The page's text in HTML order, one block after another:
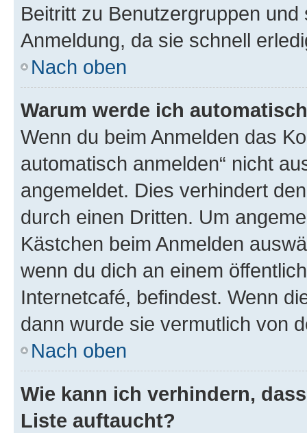
Beitritt zu Benutzergruppen
Anmeldung, da sie schnell
Nach oben
Warum werde ich
Wenn du beim Anmelden das
automatisch anmelden“ nicht
angemeldet. Dies verhindert
durch einen Dritten. Um
Kästchen beim Anmelden
wenn du dich an einem
Internetcafé, befindest. Wenn
dann wurde sie vermutlich von
Nach oben
Wie kann ich verhindern,
Liste auftaucht?